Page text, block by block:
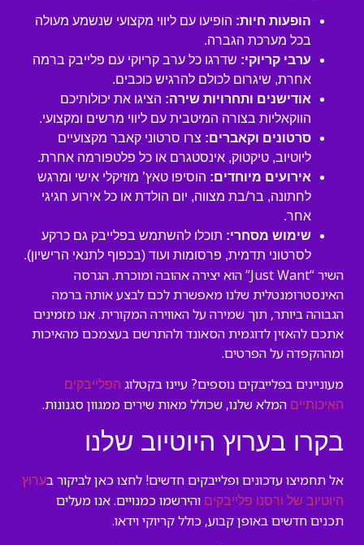
הופעות חיות: הופיעו עם ליווי מקצועי שנשמע מעולה
בכל מערכת הגברה.
ערבי קריוקי: שדרגו כל ערב קריוקי עם פלייבק ברמה
אחרת, שיגרום לכולם להרגיש כוכבים.
אודישנים ותחרויות שירה: הציגו את יכולותיכם
הווקאליות בצורה המיטבית עם ליווי מרשים ומקצועי.
סרטונים וקאברים: צרו סרטוני קאבר מקצועיים
ליוטיוב, טיקטוק, אינסטגרם או כל פלטפורמה אחרת.
אירועים מיוחדים: הוסיפו טאץ’ מוזיקלי אישי ומרגש
לחתונה, בר/בת מצווה, יום הולדת או כל אירוע חגיגי
אחר.
שימוש מסחרי: תוכלו להשתמש בפלייבק גם כרקע
לסרטוני תדמית, פרסומות ועוד (בכפוף לתנאי הרישיון).
השיר “Just Want” הוא יצירה אהובה ומוכרת. הגרסה
האינסטרומנטלית שלנו מאפשרת לכם לבצע אותה ברמה
הגבוהה ביותר, תוך שמירה על האווירה המקורית. אנו מזמינים
אתכם להאזין לדוגמית הסאונד ולהתרשם בעצמכם מהאיכות
ומההקפדה על הפרטים.
מעוניינים בפלייבקים נוספים? עיינו בקטלוג הפלייבקים
האיכותיים המלא שלנו, שכולל מאות שירים ממגוון סגנונות.
בקרו בערוץ היוטיוב שלנו
אל תחמיצו עדכונים ופלייבקים חדשים! לחצו כאן לביקור בערוץ
היוטיוב של ורסנו פלייבקים והירשמו כמנויים. אנו מעלים
תכנים חדשים באופן קבוע, כולל קריוקי וידאו.